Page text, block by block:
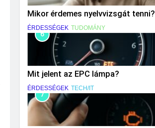
Mikor érdemes nyelvvizsgát tenni?
ÉRDESSÉGEK TUDOMÁNY
6
Mit jelent az EPC lámpa?
ÉRDESSÉGEK TECH/IT
7